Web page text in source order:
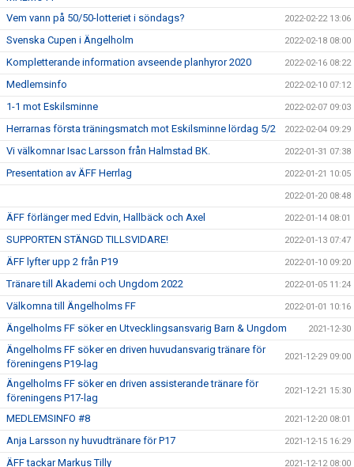
Vem vann på 50/50-lotteriet i söndags? 2022-02-22 13:06
Svenska Cupen i Ängelholm 2022-02-18 08:00
Kompletterande information avseende planhyror 2020 2022-02-16 08:22
Medlemsinfo 2022-02-10 07:12
1-1 mot Eskilsminne 2022-02-07 09:03
Herrarnas första träningsmatch mot Eskilsminne lördag 5/2 2022-02-04 09:29
Vi välkomnar Isac Larsson från Halmstad BK. 2022-01-31 07:38
Presentation av ÄFF Herrlag 2022-01-21 10:05
2022-01-20 08:48
ÄFF förlänger med Edvin, Hallbäck och Axel 2022-01-14 08:01
SUPPORTEN STÄNGD TILLSVIDARE! 2022-01-13 07:47
ÄFF lyfter upp 2 från P19 2022-01-10 09:20
Tränare till Akademi och Ungdom 2022 2022-01-05 11:24
Välkomna till Ängelholms FF 2022-01-01 10:16
Ängelholms FF söker en Utvecklingsansvarig Barn & Ungdom 2021-12-30
Ängelholms FF söker en driven huvudansvarig tränare för
föreningens P19-lag
2021-12-29 09:00
Ängelholms FF söker en driven assisterande tränare för
föreningens P17-lag
2021-12-21 15:30
MEDLEMSINFO #8 2021-12-20 08:01
Anja Larsson ny huvudtränare för P17 2021-12-15 16:29
ÄFF tackar Markus Tilly 2021-12-12 08:00